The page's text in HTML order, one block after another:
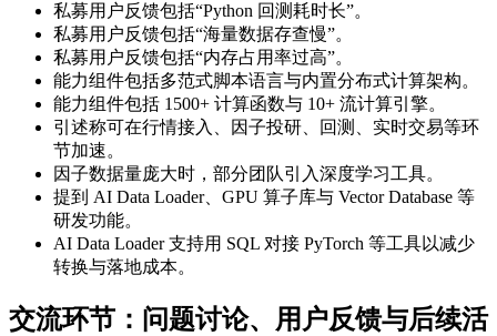
私募用户反馈包括“Python 回测耗时长”。
私募用户反馈包括“海量数据存查慢”。
私募用户反馈包括“内存占用率过高”。
能力组件包括多范式脚本语言与内置分布式计算架构。
能力组件包括 1500+ 计算函数与 10+ 流计算引擎。
引述称可在行情接入、因子投研、回测、实时交易等环
节加速。
因子数据量庞大时，部分团队引入深度学习工具。
提到 AI Data Loader、GPU 算子库与 Vector Database 等
研发功能。
AI Data Loader 支持用 SQL 对接 PyTorch 等工具以减少
转换与落地成本。
交流环节：问题讨论、用户反馈与后续活